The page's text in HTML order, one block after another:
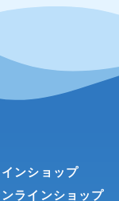
ンショップ
ラインショップ